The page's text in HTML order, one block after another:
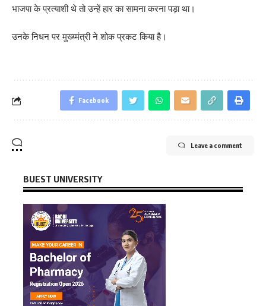
भाजपा के प्रत्याशी थे तो उन्हें हार का सामना करना पड़ा था।
उनके निधन पर मुख्य्मंत्री ने शोक प्रकट किया है।
Facebook
Leave a comment
BUEST UNIVERSITY